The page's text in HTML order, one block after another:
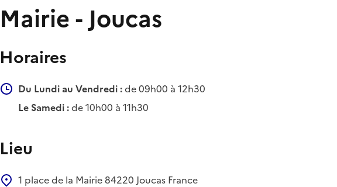
Mairie - Joucas
Horaires
Du Lundi au Vendredi :de 09h00 à 12h30
Le Samedi :de 10h00 à 11h30
Lieu
1 place de la Mairie84220 Joucas France